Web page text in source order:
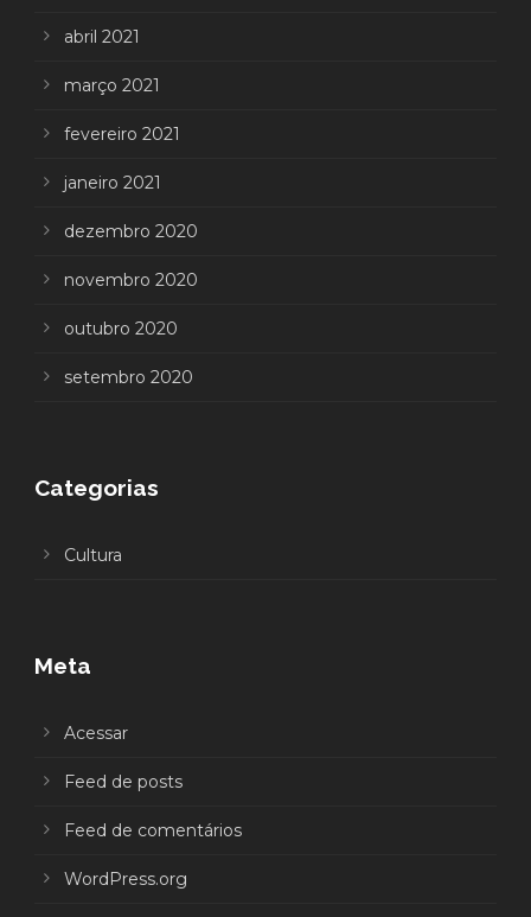
abril 2021
março 2021
fevereiro 2021
janeiro 2021
dezembro 2020
novembro 2020
outubro 2020
setembro 2020
Categorias
Cultura
Meta
Acessar
Feed de posts
Feed de comentários
WordPress.org